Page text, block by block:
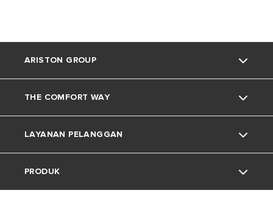
ARISTON GROUP
Tentang Ariston
Grup
Karir
THE COMFORT WAY
Trik dan Kiat
Kehidupan Rumah
LAYANAN PELANGGAN
Kontak
PRODUK